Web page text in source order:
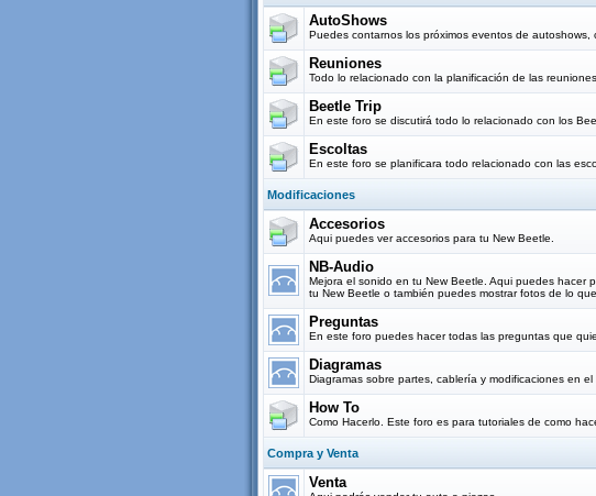
AutoShows
Puedes contarnos los próximos eventos de autoshows,
Reuniones
Todo lo relacionado con la planificación de las
Beetle Trip
En este foro se discutirá todo lo relacionado con los
Escoltas
En este foro se planificara todo relacionado con las
Modificaciones
Accesorios
Aqui puedes ver accesorios para tu New Beetle.
NB-Audio
Mejora el sonido en tu New Beetle. Aqui puedes hacer
tu New Beetle o también puedes mostrar fotos de lo
Preguntas
En este foro puedes hacer todas las preguntas que
Diagramas
Diagramas sobre partes, cablería y modificaciones en el
How To
Como Hacerlo. Este foro es para tutoriales de como
Compra y Venta
Venta